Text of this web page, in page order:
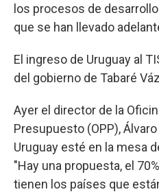
los procesos de
que se han llevado
El ingreso de Uruguay al
del gobierno de Tabaré
Ayer el director de la
Presupuesto (OPP),
Uruguay esté en la mesa
"Hay una propuesta, el
tienen los países que